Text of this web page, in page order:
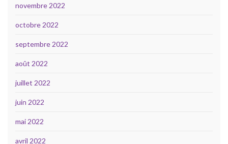
novembre 2022
octobre 2022
septembre 2022
août 2022
juillet 2022
juin 2022
mai 2022
avril 2022